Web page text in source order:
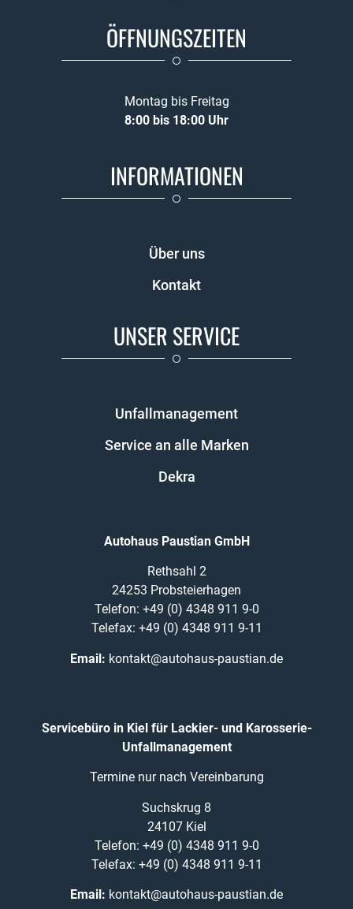
ÖFFNUNGSZEITEN
Montag bis Freitag
8:00 bis 18:00 Uhr
INFORMATIONEN
Über uns
Kontakt
UNSER SERVICE
Unfallmanagement
Service an alle Marken
Dekra
Autohaus Paustian GmbH
Rethsahl 2
24253 Probsteierhagen
Telefon: +49 (0) 4348 911 9-0
Telefax: +49 (0) 4348 911 9-11
Email: kontakt@autohaus-paustian.de
Servicebüro in Kiel für Lackier- und Karosserie-
Unfallmanagement
Termine nur nach Vereinbarung
Suchskrug 8
24107 Kiel
Telefon: +49 (0) 4348 911 9-0
Telefax: +49 (0) 4348 911 9-11
Email: kontakt@autohaus-paustian.de